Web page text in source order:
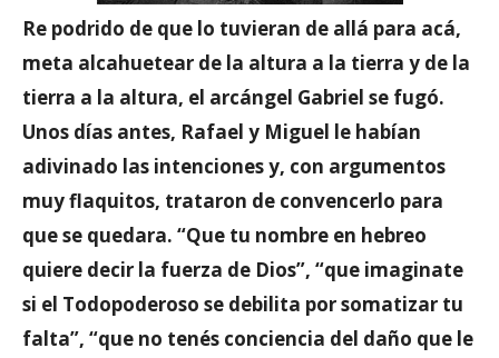
Re podrido de que lo tuvieran de allá para acá,
meta alcahuetear de la altura a la tierra y de la
tierra a la altura, el arcángel Gabriel se fugó.
Unos días antes, Rafael y Miguel le habían
adivinado las intenciones y, con argumentos
muy flaquitos, trataron de convencerlo para
que se quedara. “Que tu nombre en hebreo
quiere decir la fuerza de Dios”, “que imaginate
si el Todopoderoso se debilita por somatizar tu
falta”, “que no tenés conciencia del daño que le